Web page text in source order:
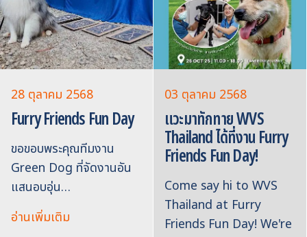
28 ตุลาคม 2568
Furry Friends Fun Day
ขอขอบพระคุณทีมงาน
Green Dog ที่จัดงานอัน
แสนอบอุ่น…
อ่านเพิ่มเติม
03 ตุลาคม 2568
แวะมาทักทาย WVS
Thailand ได้ที่งาน Furry
Friends Fun Day!
Come say hi to WVS
Thailand at Furry
Friends Fun Day! We're